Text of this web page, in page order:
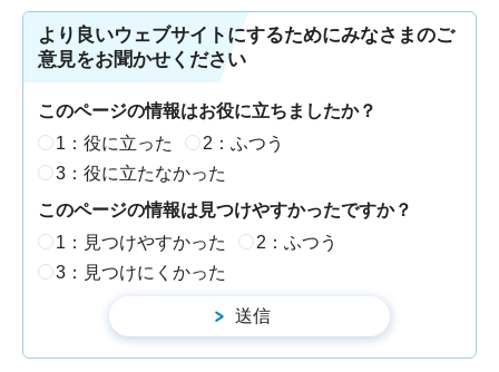
より良いウェブサイトにするためにみなさまのご
意見をお聞かせください
このページの情報はお役に立ちましたか？
1：役に立った
2：ふつう
3：役に立たなかった
このページの情報は見つけやすかったですか？
1：見つけやすかった
2：ふつう
3：見つけにくかった